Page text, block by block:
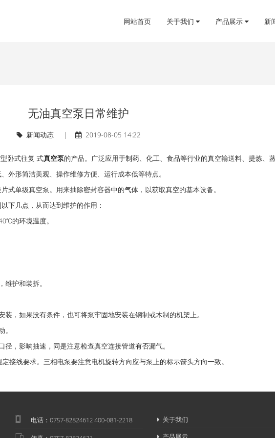
网站首页 关于我们 产品展示 新
无油真空泵日常维护
新闻动态| 2019-08-05 14:22
卧式往复 式真空泵的产品。广泛应用于制药、化工、食品等行业的真空输送料、提炼、
外形简洁美观、操作维修方便、运行成本低等特点。
单级真空泵。用来抽除密封容器中的气体，以获取真空的基本设备。
几点，从而达到维护的作用：
的环境温度。
护和装拆。
，如果没有条件，也可将泵牢固地安装在钢制或木制的机架上。
，影响抽速，同是注意检查真空连接管道有否漏气。
线要求。三相电泵要注意电机旋转方向应与泵上的标示箭头方向一致。
电话：0757-82824612 400-081-2218
关于我们